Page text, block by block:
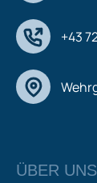
+43
ÜBER UNS